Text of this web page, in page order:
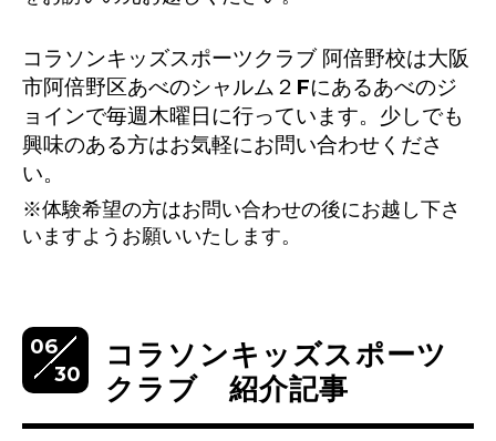
コラソンキッズスポーツクラブ 阿倍野校は大阪
市阿倍野区あべのシャルム２Fにあるあべのジ
ョインで毎週木曜日に行っています。少しでも
興味のある方はお気軽にお問い合わせくださ
い。
※体験希望の方はお問い合わせの後にお越し下さ
いますようお願いいたします。
06
30
コラソンキッズスポーツ
クラブ 紹介記事